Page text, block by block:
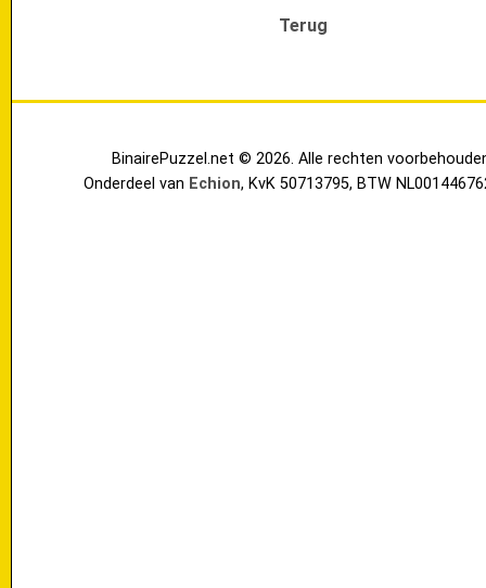
Terug
BinairePuzzel.net © 2026. Alle rechten
Onderdeel van Echion, KvK 50713795, BTW